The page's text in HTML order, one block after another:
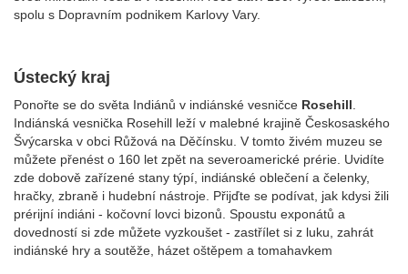
spolu s Dopravním podnikem Karlovy Vary.
Ústecký kraj
Ponořte se do světa Indiánů v indiánské vesničce Rosehill
Indiánská vesnička Rosehill leží v malebné krajině Českosaského
Švýcarska v obci Růžová na Děčínsku. V tomto živém muzeu se
můžete přenést o 160 let zpět na severoamerické prérie. Uvidíte
zde dobově zařízené stany týpí, indiánské oblečení a čelenky,
hračky, zbraně i hudební nástroje. Přijďte se podívat, jak kdysi žili
prérijní indiáni - kočovní lovci bizonů. Spoustu exponátů a
dovedností si zde můžete vyzkoušet - zastřílet si z luku, zahrát
indiánské hry a soutěže, házet oštěpem a tomahavkem